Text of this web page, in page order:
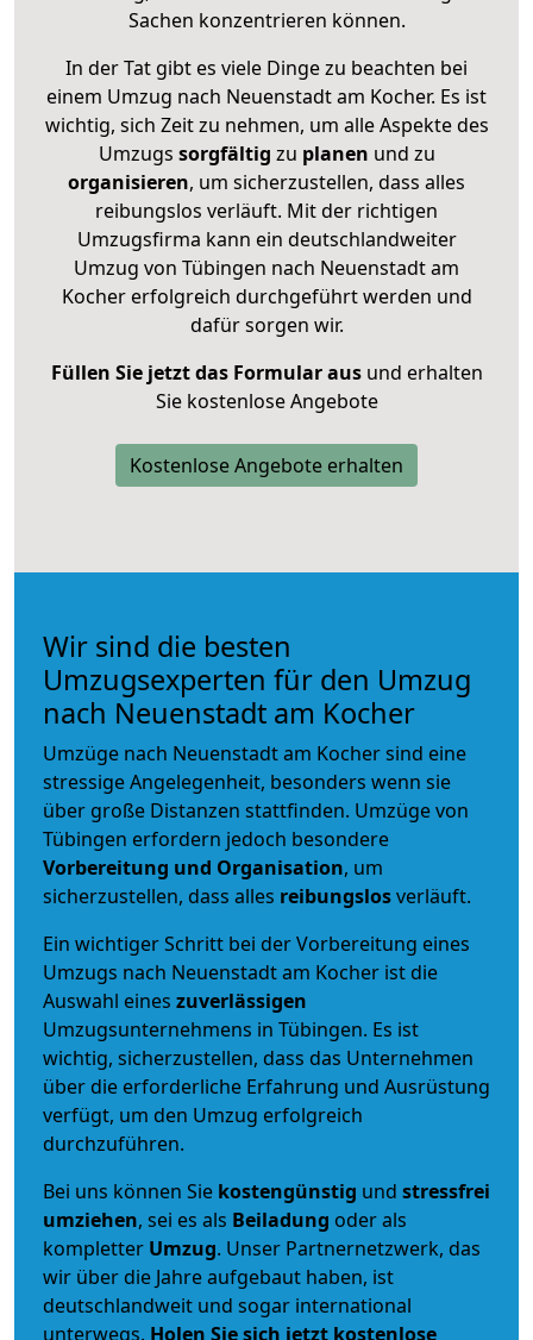
Sachen konzentrieren können.
In der Tat gibt es viele Dinge zu beachten bei
einem Umzug nach Neuenstadt am Kocher. Es ist
wichtig, sich Zeit zu nehmen, um alle Aspekte des
Umzugs sorgfältig zu planen und zu
organisieren, um sicherzustellen, dass alles
reibungslos verläuft. Mit der richtigen
Umzugsfirma kann ein deutschlandweiter
Umzug von Tübingen nach Neuenstadt am
Kocher erfolgreich durchgeführt werden und
dafür sorgen wir.
Füllen Sie jetzt das Formular ausund erhalten
Sie kostenlose Angebote
Kostenlose Angebote erhalten
Wir sind die besten
Umzugsexperten für den Umzug
nach Neuenstadt am Kocher
Umzüge nach Neuenstadt am Kocher sind eine
stressige Angelegenheit, besonders wenn sie
über große Distanzen stattfinden. Umzüge von
Tübingen erfordern jedoch besondere
Vorbereitung und Organisation, um
sicherzustellen, dass alles reibungslosverläuft.
Ein wichtiger Schritt bei der Vorbereitung eines
Umzugs nach Neuenstadt am Kocher ist die
Auswahl eines zuverlässigen
Umzugsunternehmens in Tübingen. Es ist
wichtig, sicherzustellen, dass das Unternehmen
über die erforderliche Erfahrung und Ausrüstung
verfügt, um den Umzug erfolgreich
durchzuführen.
Bei uns können Sie kostengünstig und stressfrei
umziehen, sei es als Beiladung oder als
kompletter Umzug. Unser Partnernetzwerk, das
wir über die Jahre aufgebaut haben, ist
deutschlandweit und sogar international
unterwegs. Holen Sie sich jetzt kostenlose